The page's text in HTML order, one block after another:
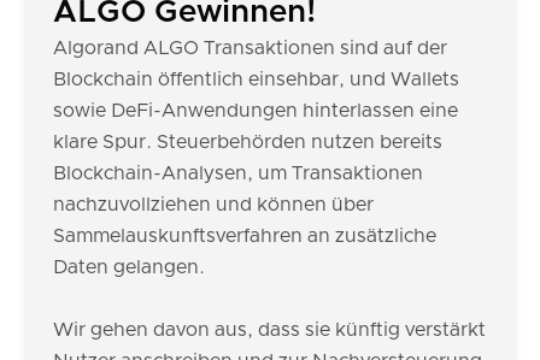
ALGO Gewinnen!
Algorand ALGO Transaktionen sind auf der
Blockchain öffentlich einsehbar, und Wallets
sowie DeFi-Anwendungen hinterlassen eine
klare Spur. Steuerbehörden nutzen bereits
Blockchain-Analysen, um Transaktionen
nachzuvollziehen und können über
Sammelauskunftsverfahren an zusätzliche
Daten gelangen.
Wir gehen davon aus, dass sie künftig verstärkt